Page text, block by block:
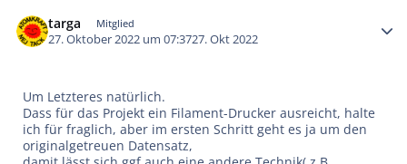
targa Mitglied
27. Oktober 2022 um 07:3727. Okt 2022
Um Letzteres natürlich.
Dass für das Projekt ein Filament-Drucker ausreicht, halte
ich für fraglich, aber im ersten Schritt geht es ja um den
originalgetreuen Datensatz,